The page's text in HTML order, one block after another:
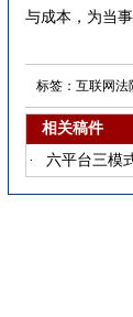
与成本，为当
标签：互联网法
相关稿件
·
六平台三模